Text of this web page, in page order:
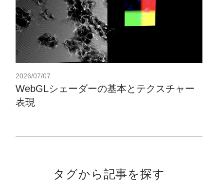
2026/07/07
WebGLシェーダーの基本とテクスチャー
表現
タグから記事を探す